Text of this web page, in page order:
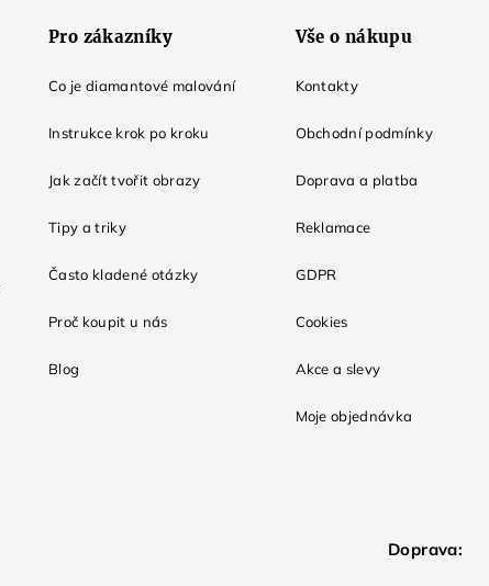
Pro zákazníky
Co je diamantové malování
Instrukce krok po kroku
Jak začít tvořit obrazy
Tipy a triky
Často kladené otázky
Proč koupit u nás
Blog
Vše o nákupu
Kontakty
Obchodní podmínky
Doprava a platba
Reklamace
GDPR
Cookies
Akce a slevy
Moje objednávka
Doprava: